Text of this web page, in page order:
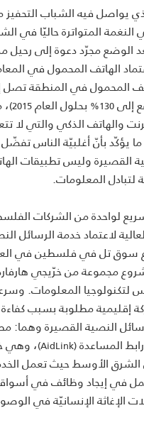
يواصل فيه الشباب
النغمة المتواترة حاليّا في
الوضع مجرّد دعوة إلى رحيل
الهاتف المحمول في
المحمول في المنطقة
إلى130% بحلول العام2015)
والهاتف الذكي والتي لا
يؤكّد بأنّ أغلبيّة الناس
القصيرة وليس تطبيقات
المعلومات.
لواحدة من الشركات
لاعتماد خدمة الرسائل
سوق تل في فلسطين في
مجموعة من خرّيجي
المعلومات.
إقليمية مطلوبة بسبب كفاءة
النصية القصيرة وهما:
المساعدة(AidLink)
، وهي
الأوسط حيث تعمل
في إيجاد وظائف في
الإغاثة الإنسانيّة في